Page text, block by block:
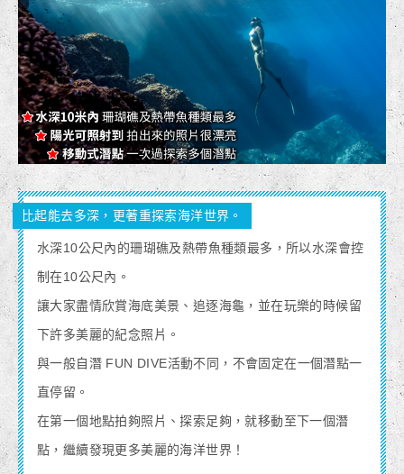
比起能去多深，更著重探索海洋世界。
水深10公尺內的珊瑚礁及熱帶魚種類最多，所以水深會控
制在10公尺內。
讓大家盡情欣賞海底美景、追逐海龜，並在玩樂的時候留
下許多美麗的紀念照片。
與一般自潛 FUN DIVE活動不同，不會固定在一個潛點一
直停留。
在第一個地點拍夠照片、探索足夠，就移動至下一個潛
點，繼續發現更多美麗的海洋世界！